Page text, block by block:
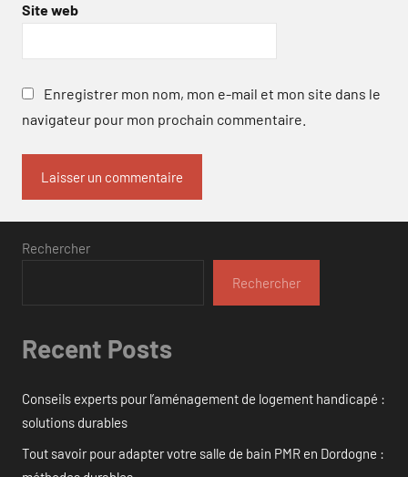
Site web
Enregistrer mon nom, mon e-mail et mon site dans le
navigateur pour mon prochain commentaire.
Rechercher
Rechercher
Recent Posts
Conseils experts pour l’aménagement de logement handicapé :
solutions durables
Tout savoir pour adapter votre salle de bain PMR en Dordogne :